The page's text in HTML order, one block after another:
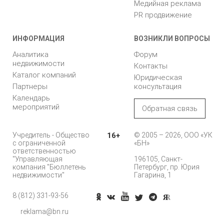
Медийная реклама
PR продвижение
ИНФОРМАЦИЯ
Аналитика
недвижимости
Каталог компаний
Партнеры
Календарь
мероприятий
ВОЗНИКЛИ ВОПРОСЫ
Форум
Контакты
Юридическая
консультация
Обратная связь
Учредитель - Общество
с ограниченной
ответственностью
"Управляющая
компания "Бюллетень
недвижимости"
16+
© 2005 – 2026, ООО «УК
«БН»
196105, Санкт-
Петербург, пр. Юрия
Гагарина, 1
8 (812) 331-93-56
reklama@bn.ru